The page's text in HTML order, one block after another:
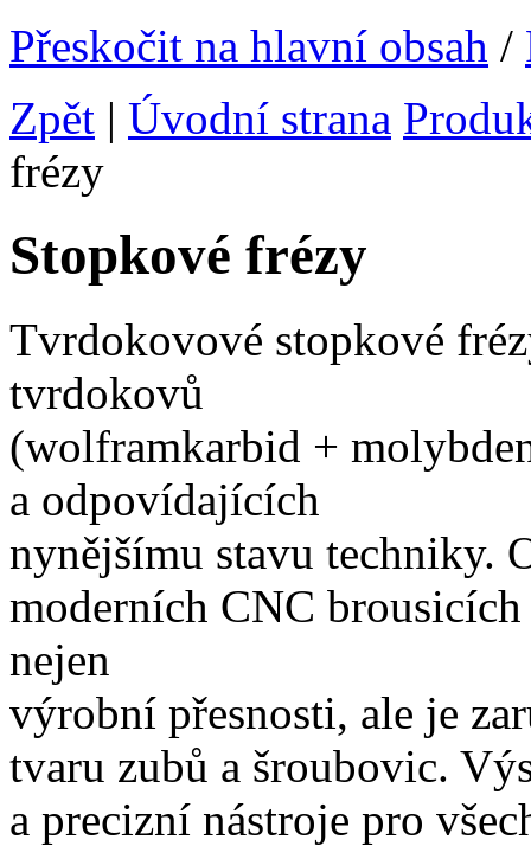
Přeskočit na hlavní obsah /
Zpět | Úvodní strana
frézy
Stopkové frézy
Tvrdokovové stopkové
tvrdokovů
(wolframkarbid +
a odpovídajících
nynějšímu stavu techniky.
moderních CNC
nejen
výrobní přesnosti, ale je
tvaru zubů a šroubovic.
a precizní nástroje pro